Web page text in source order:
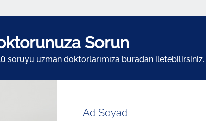
Sorun
soruyu uzman doktorlarımıza buradan iletebilirsiniz.